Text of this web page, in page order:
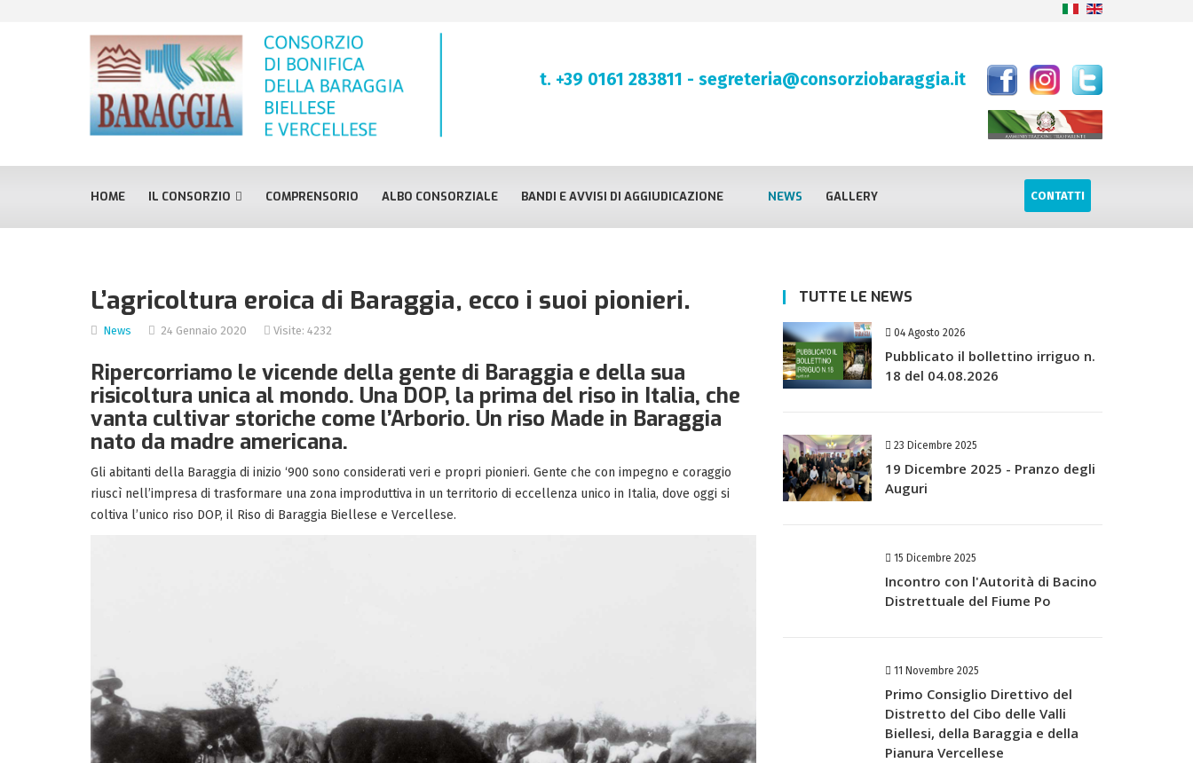
t. +39 0161 283811 - segreteria@consorziobaraggia.it
HOME IL CONSORZIO COMPRENSORIO ALBO CONSORZIALE BANDI E AVVISI DI AGGIUDICAZIONE NEWS GALLERY CONTATTI
L’agricoltura eroica di Baraggia, ecco i suoi pionieri.
News 24 Gennaio 2020 Visite: 4232
Ripercorriamo le vicende della gente di Baraggia e della sua
risicoltura unica al mondo. Una DOP, la prima del riso in Italia, che
vanta cultivar storiche come l’Arborio. Un riso Made in Baraggia
nato da madre americana.
Gli abitanti della Baraggia di inizio ‘900 sono considerati veri e propri pionieri. Gente che con impegno e coraggio
riuscì nell’impresa di trasformare una zona improduttiva in un territorio di eccellenza unico in Italia, dove oggi si
coltiva l’unico riso DOP, il Riso di Baraggia Biellese e Vercellese.
TUTTE LE NEWS
04 Agosto 2026
Pubblicato il bollettino irriguo n.
18 del 04.08.2026
23 Dicembre 2025
19 Dicembre 2025 - Pranzo degli
Auguri
15 Dicembre 2025
Incontro con l'Autorità di Bacino
Distrettuale del Fiume Po
11 Novembre 2025
Primo Consiglio Direttivo del
Distretto del Cibo delle Valli
Biellesi, della Baraggia e della
Pianura Vercellese